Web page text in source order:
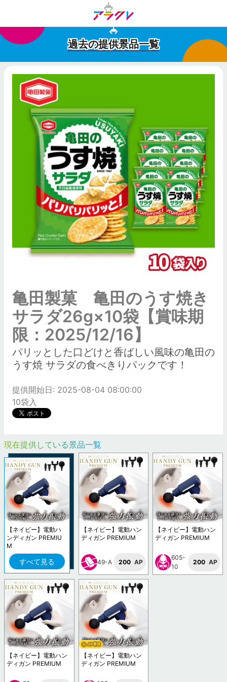
過去の提供景品一覧
亀田製菓 亀田のうす焼き
サラダ26g×10袋【賞味期
限：2025/12/16】
パリッとした口どけと香ばしい風味の亀田の
うす焼 サラダの食べきりパックです！
提供開始日: 2025-08-04 08:00:00
10袋入
現在提供している景品一覧
【ネイビー】電動ハ
ンディガン PREMIU
M
すべて見る
【ネイビー】電動ハン
ディガン PREMIUM
49-A 200 AP
【ネイビー】電動ハン
ディガン PREMIUM
605-
10
200 AP
【ネイビー】電動ハン
ディガン PREMIUM
【ネイビー】電動ハン
ディガン PREMIUM